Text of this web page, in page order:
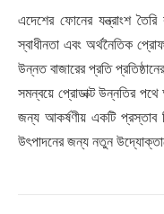
এদেশের ফোনের যন্ত্রাংশ
স্বাধীনতা এবং অর্থনৈতিক
উন্নত বাজারের প্রতি
সমন্বয়ে প্রোডাক্ট উন্নতির
জন্য আকর্ষণীয় একটি প্রস্তাব
উৎপাদনের জন্য নতুন